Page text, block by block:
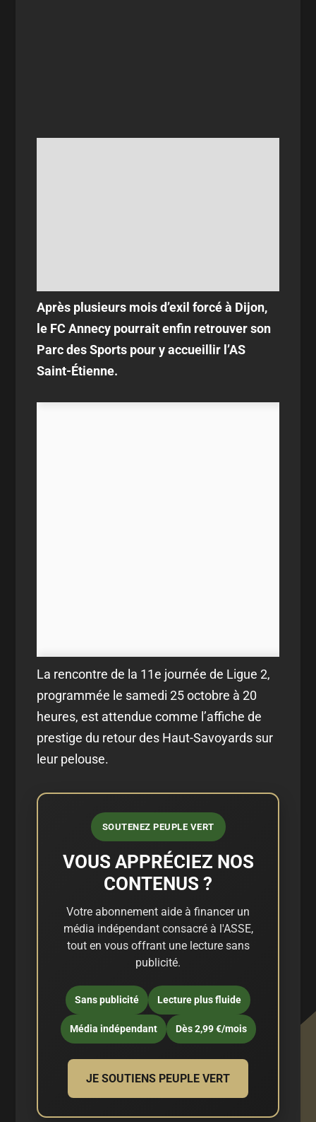
Après plusieurs mois d’exil forcé à Dijon,
le FC Annecy pourrait enfin retrouver son
Parc des Sports pour y accueillir l’AS
Saint-Étienne.
La rencontre de la 11e journée de Ligue 2,
programmée le samedi 25 octobre à 20
heures, est attendue comme l’affiche de
prestige du retour des Haut-Savoyards sur
leur pelouse.
SOUTENEZ PEUPLE VERT
VOUS APPRÉCIEZ NOS
CONTENUS ?
Votre abonnement aide à financer un
média indépendant consacré à l'ASSE,
tout en vous offrant une lecture sans
publicité.
Sans publicité Lecture plus fluide
Média indépendant Dès 2,99 €/mois
JE SOUTIENS PEUPLE VERT